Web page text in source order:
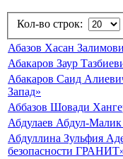
Кол-во строк:
Абазов Хасан
Абакаров Заур
Абакаров Саид
Запад»
Аббазов Шовади
Абдулаев Абдул-
Абдуллина Зульфия
безопасности